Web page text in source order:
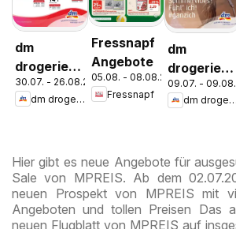
dm
drogerie
markt
Journal
30.07. - 26.08.2026
dm drogerie markt
Fressnapf
Angebote
05.08. - 08.08.2026
Fressnapf
dm
drogerie
markt
Journal
09.07. -
dm drogerie markt
Hier gibt es neue Angebote für
Sale von MPREIS. Ab dem
neuen Prospekt von MPREIS mit
Angeboten und tollen Preisen Das
neuen Flugblatt von MPREIS auf